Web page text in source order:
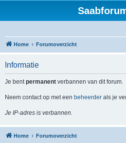
Home Forumoverzicht
Informatie
Je bentpermanent verbannen van dit forum.
Neem contact op met een beheerder als je
Je IP-adres is verbannen.
Home Forumoverzicht